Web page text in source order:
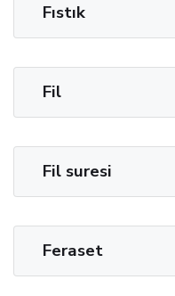
Fıstık
Fil
Fil suresi
Feraset